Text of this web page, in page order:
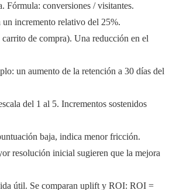
Fórmula: conversiones / visitantes.
incremento relativo del 25%.
de compra). Una reducción en el
un aumento de la retención a 30 días del
del 1 al 5. Incrementos sostenidos
baja, indica menor fricción.
resolución inicial sugieren que la mejora
útil. Se comparan uplift y ROI: ROI =